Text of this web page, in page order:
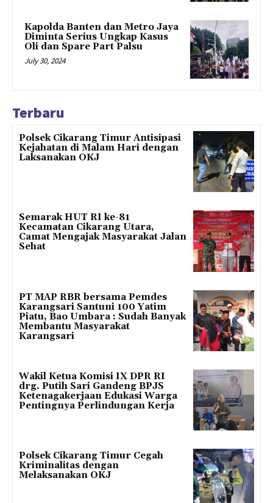
Kapolda Banten dan Metro Jaya
Diminta Serius Ungkap Kasus
Oli dan Spare Part Palsu
July 30, 2024
Terbaru
Polsek Cikarang Timur Antisipasi
Kejahatan di Malam Hari dengan
Laksanakan OKJ
Semarak HUT RI ke-81
Kecamatan Cikarang Utara,
Camat Mengajak Masyarakat Jalan
Sehat
PT MAP RBR bersama Pemdes
Karangsari Santuni 100 Yatim
Piatu, Bao Umbara : Sudah Banyak
Membantu Masyarakat
Karangsari
Wakil Ketua Komisi IX DPR RI
drg. Putih Sari Gandeng BPJS
Ketenagakerjaan Edukasi Warga
Pentingnya Perlindungan Kerja
Polsek Cikarang Timur Cegah
Kriminalitas dengan
Melaksanakan OKJ